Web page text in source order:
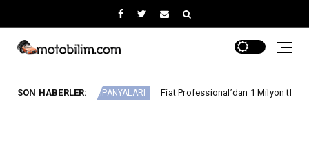
SON HABERLER:
KAMPANYALARI Fiat Professional’dan 1 Milyon tl’ye Varan Finansman